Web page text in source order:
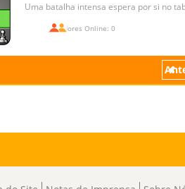
Uma batalha intensa espera por si no
Jogadores Online: 0